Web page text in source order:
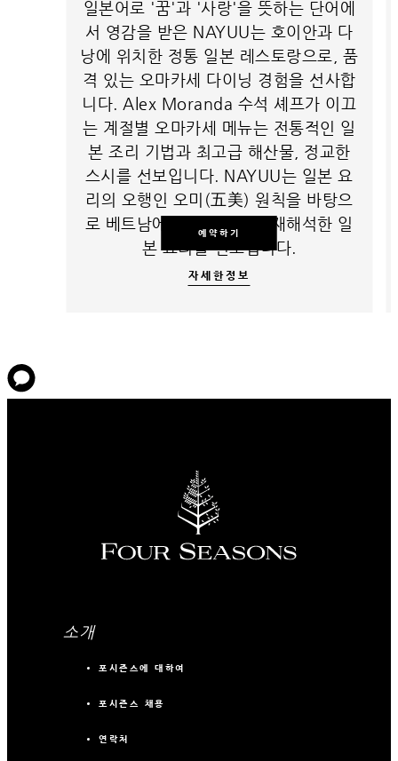
일본어로 '꿈'과 '사랑'을 뜻하는 단어에
서 영감을 받은 NAYUU는 호이안과 다
낭에 위치한 정통 일본 레스토랑으로, 품
격 있는 오마카세 다이닝 경험을 선사합
니다. Alex Moranda 수석 셰프가 이끄
는 계절별 오마카세 메뉴는 전통적인 일
본 조리 기법과 최고급 해산물, 정교한
스시를 선보입니다. NAYUU는 일본 요
리의 오행인 오미(五美) 원칙을 바탕으
로 베트남에서 현대적으로 재해석한 일
본 요리를 선보입니다.
예약하기
자세한정보
소개
포시즌스에 대하여
포시즌스 채용
연락처